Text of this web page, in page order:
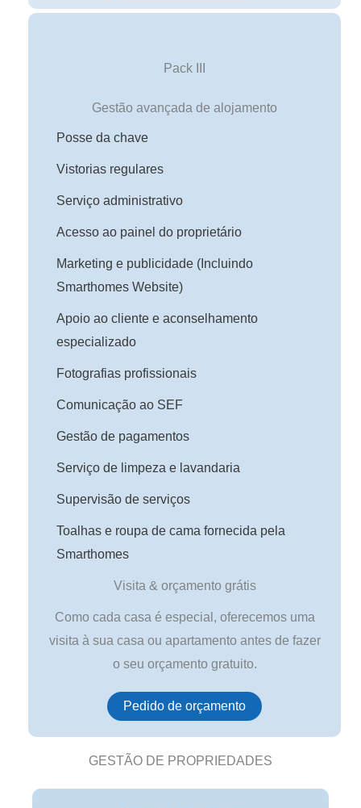
Pack III
Gestão avançada de alojamento
Posse da chave
Vistorias regulares
Serviço administrativo
Acesso ao painel do proprietário
Marketing e publicidade (Incluindo
Smarthomes Website)
Apoio ao cliente e aconselhamento
especializado
Fotografias profissionais
Comunicação ao SEF
Gestão de pagamentos
Serviço de limpeza e lavandaria
Supervisão de serviços
Toalhas e roupa de cama fornecida pela
Smarthomes
Visita & orçamento grátis
Como cada casa é especial, oferecemos uma
visita à sua casa ou apartamento antes de fazer
o seu orçamento gratuito.
Pedido de orçamento
GESTÃO DE PROPRIEDADES